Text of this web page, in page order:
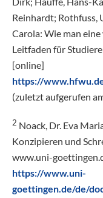
Reinhardt; Rothfuss,
Carola: Wie man
Leitfaden für
[online]
https://
(zuletzt aufgerufen
2 Noack, Dr. Eva
Konzipieren und
www.uni-
https://www.uni-
goettingen.de/de/